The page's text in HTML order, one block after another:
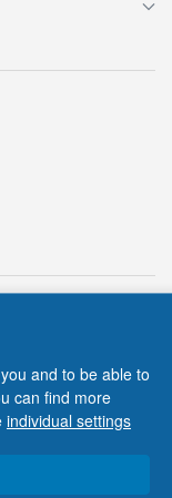
and to be able to
can find more
individual settings